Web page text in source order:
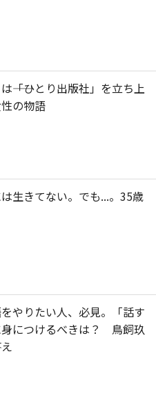
――「ひとり出版社」を立ち上
の物語
生きてない。でも...。35歳
やりたい人、必見。「話す
につけるべきは？ 鳥飼玖